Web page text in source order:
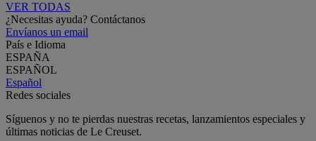
VER TODAS
¿Necesitas ayuda? Contáctanos
Envíanos un email
País e Idioma
ESPAÑA
ESPAÑOL
Español
Redes sociales
Síguenos y no te pierdas nuestras recetas, lanzamientos especiales y
últimas noticias de Le Creuset.